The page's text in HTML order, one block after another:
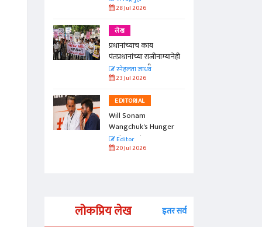
28 Jul 2026
लेख
प्रधानांच्याच काय
पंतप्रधानांच्या राजीनाम्यानेही
प्रश्न सुटणार नाही, पण...
स्नेहलता जाधव
23 Jul 2026
EDITORIAL
Will Sonam
Wangchuk's Hunger
Strike Make a
Difference?
Editor
20 Jul 2026
लोकप्रिय लेख इतर सर्व